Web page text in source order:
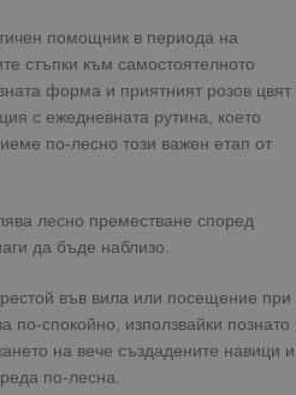
помощник в периода на
стъпки към самостоятелното
форма и приятният розов цвят
с ежедневната рутина, което
по-лесно този важен етап от
лесно преместване според
да бъде наблизо.
във вила или посещение при
по-спокойно, използвайки познато
на вече създадените навици и
по-лесна.